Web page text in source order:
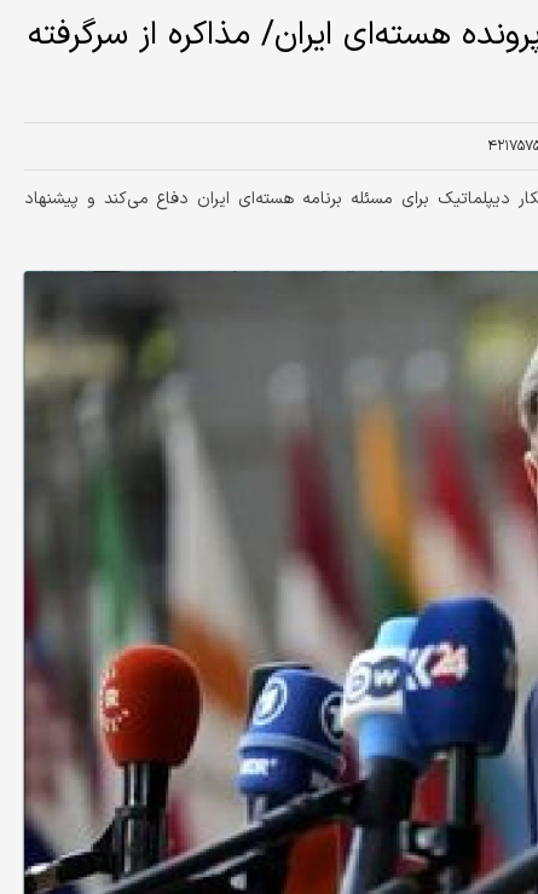
هسته‌ای ایران/ مذاکره از سرگرفته
دیپلماتیک برای مسئله برنامه هسته‌ای ایران دفاع می‌کند و پیشنهاد